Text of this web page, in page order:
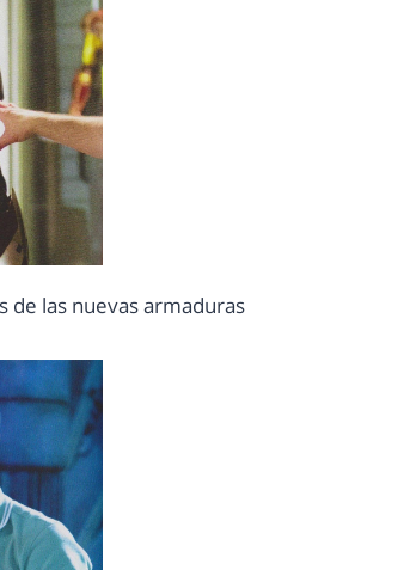
de las nuevas armaduras